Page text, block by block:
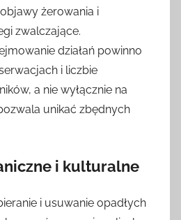
żerowania i
zwalczające.
działań powinno
i liczbie
a nie wyłącznie na
unikać zbędnych
i kulturalne
i usuwanie opadłych